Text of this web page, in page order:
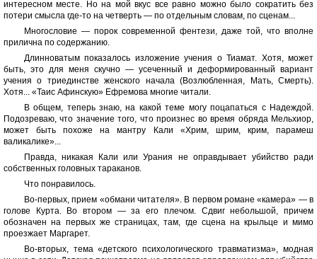
интересном месте. Но на мой вкус все равно можно было сократить без
потери смысла где-то на четверть — по отдельным словам, по сценам...
Многословие — порок современной фентези, даже той, что вполне
прилична по содержанию.
Длинноватым показалось изложение учения о Тиамат. Хотя, может
быть, это для меня скучно — усеченный и деформированный вариант
учения о триединстве женского начала (Возлюбленная, Мать, Смерть).
Хотя... «Таис Афинскую» Ефремова многие читали.
В общем, теперь знаю, на какой теме могу поцапаться с Надеждой.
Подозреваю, что значение того, что произнес во время обряда Мельхиор,
может быть похоже на мантру Кали «Хрим, шрим, крим, парамеш
валикалике»...
Правда, никакая Кали или Урания не оправдывает убийство ради
собственных головных тараканов.
Что понравилось.
Во-первых, прием «обмани читателя». В первом романе «камера» — в
голове Курта. Во втором — за его плечом. Сдвиг небольшой, причем
обозначен на первых же страницах, там, где сцена на крыльце и мимо
проезжает Маргарет.
Во-вторых, тема «детского психологического травматизма», модная